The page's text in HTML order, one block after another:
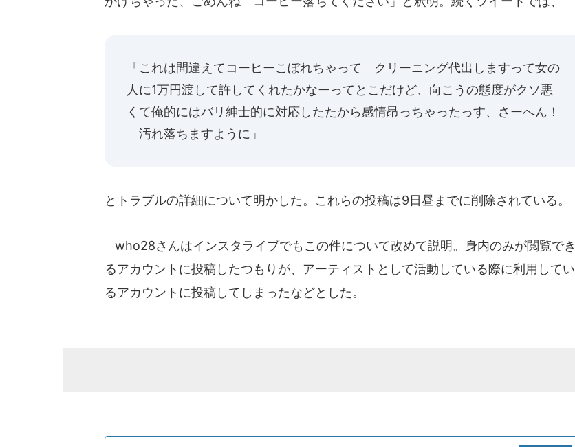
「これは間違えてコーヒーこぼれちゃって クリーニング代出しますって女の
人に1万円渡して許してくれたかなーってとこだけど、向こうの態度がクソ悪
くて俺的にはバリ紳士的に対応したたから感情昂っちゃったっす、さーへん！
汚れ落ちますように」
とトラブルの詳細について明かした。これらの投稿は9日昼までに削除されている。
who28さんはインスタライブでもこの件について改めて説明。身内のみが閲覧でき
るアカウントに投稿したつもりが、アーティストとして活動している際に利用してい
るアカウントに投稿してしまったなどとした。